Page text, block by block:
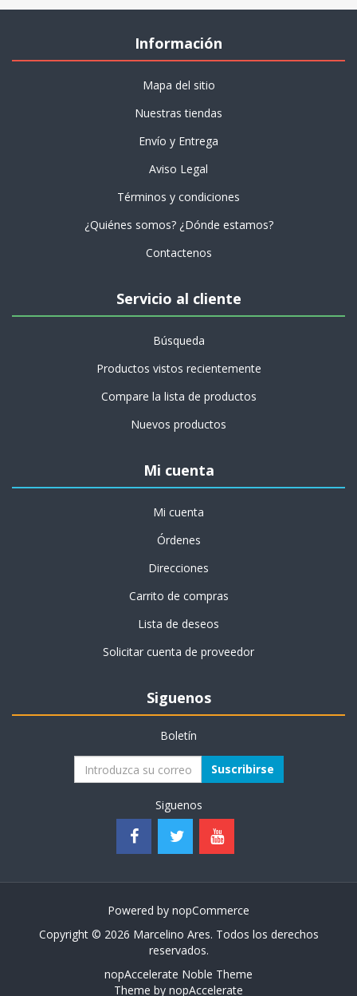
Información
Mapa del sitio
Nuestras tiendas
Envío y Entrega
Aviso Legal
Términos y condiciones
¿Quiénes somos? ¿Dónde estamos?
Contactenos
Servicio al cliente
Búsqueda
Productos vistos recientemente
Compare la lista de productos
Nuevos productos
Mi cuenta
Mi cuenta
Órdenes
Direcciones
Carrito de compras
Lista de deseos
Solicitar cuenta de proveedor
Siguenos
Boletín
Suscribirse
Siguenos
Powered by nopCommerce
Copyright © 2026 Marcelino Ares. Todos los derechos
reservados.
nopAccelerate Noble Theme
Theme by nopAccelerate